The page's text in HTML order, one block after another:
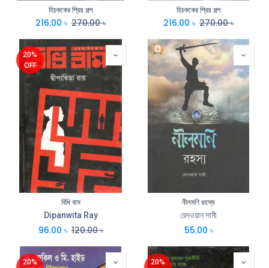
হিচককের প্রিয় গল্প
216.00 ৳ 270.00৳
হিচককের প্রিয় গল্প
216.00 ৳ 270.00৳
20%
OFF
বিধি বাম
Dipanwita Ray
96.00 ৳ 120.00৳
নীলমণি রহস্য
রেদওয়ান সামী
55.00 ৳
20%
20%